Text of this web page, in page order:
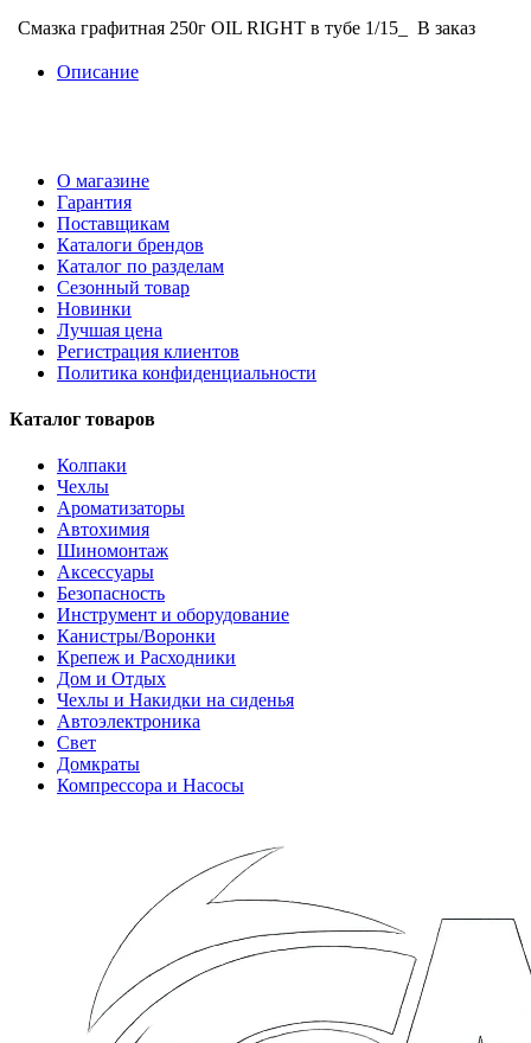
Смазка графитная 250г OIL RIGHT в тубе 1/15_ В заказ
Описание
О магазине
Гарантия
Поставщикам
Каталоги брендов
Каталог по разделам
Сезонный товар
Новинки
Лучшая цена
Регистрация клиентов
Политика конфиденциальности
Каталог товаров
Колпаки
Чехлы
Ароматизаторы
Автохимия
Шиномонтаж
Аксессуары
Безопасность
Инструмент и оборудование
Канистры/Воронки
Крепеж и Расходники
Дом и Отдых
Чехлы и Накидки на сиденья
Автоэлектроника
Свет
Домкраты
Компрессора и Насосы